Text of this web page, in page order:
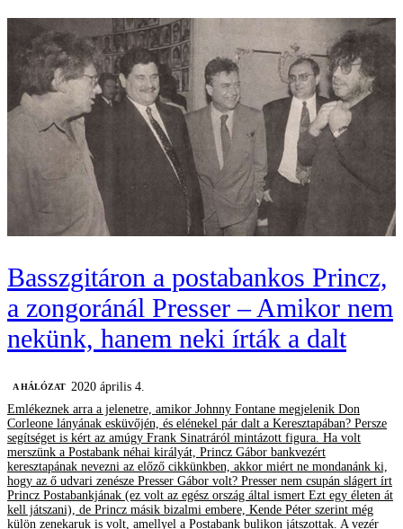
Basszgitáron a postabankos Princz,
a zongoránál Presser – Amikor nem
nekünk, hanem neki írták a dalt
A HÁLÓZAT 2020 április 4.
Emlékeznek arra a jelenetre, amikor Johnny Fontane megjelenik Don
Corleone lányának esküvőjén, és elénekel pár dalt a Keresztapában? Persze
segítséget is kért az amúgy Frank Sinatráról mintázott figura. Ha volt
merszünk a Postabank néhai királyát, Princz Gábor bankvezért
keresztapának nevezni az előző cikkünkben, akkor miért ne mondanánk ki,
hogy az ő udvari zenésze Presser Gábor volt? Presser nem csupán slágert írt
Princz Postabankjának (ez volt az egész ország által ismert Ezt egy életen át
kell játszani), de Princz másik bizalmi embere, Kende Péter szerint még
külön zenekaruk is volt, amellyel a Postabank bulikon játszottak. A vezér